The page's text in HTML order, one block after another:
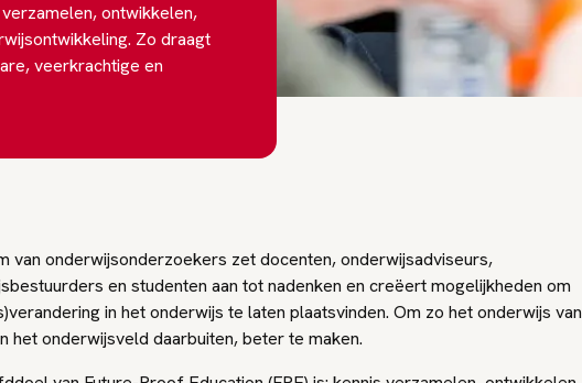
ontwikkelen,
Zo draagt
veerkrachtige en
van onderwijsonderzoekers zet docenten, onderwijsadviseurs,
en studenten aan tot nadenken en creëert mogelijkheden om
in het onderwijs te laten plaatsvinden. Om zo het onderwijs van
het onderwijsveld daarbuiten, beter te maken.